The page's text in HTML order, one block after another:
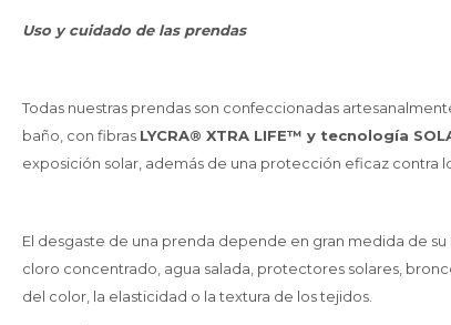
Uso y cuidado de las prendas
Todas nuestras prendas son confeccionadas
baño, con fibras LYCRA® XTRA LIFE™ y tecnología
exposición solar, además de una protección eficaz contra
El desgaste de una prenda depende en gran medida de
cloro concentrado, agua salada, protectores solares,
del color, la elasticidad o la textura de los tejidos.